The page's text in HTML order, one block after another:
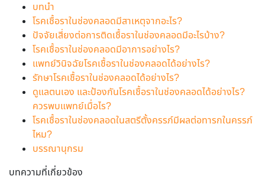
บทนำ
โรคเชื้อราในช่องคลอดมีสาเหตุจากอะไร?
ปัจจัยเสี่ยงต่อการติดเชื้อราในช่องคลอดมีอะไรบ้าง?
โรคเชื้อราในช่องคลอดมีอาการอย่างไร?
แพทย์วินิจฉัยโรคเชื้อราในช่องคลอดได้อย่างไร?
รักษาโรคเชื้อราในช่องคลอดได้อย่างไร?
ดูแลตนเอง และป้องกันโรคเชื้อราในช่องคลอดได้อย่างไร?
ควรพบแพทย์เมื่อไร?
โรคเชื้อราในช่องคลอดในสตรีตั้งครรภ์มีผลต่อทารกในครรภ์
ไหม?
บรรณานุกรม
บทความที่เกี่ยวข้อง